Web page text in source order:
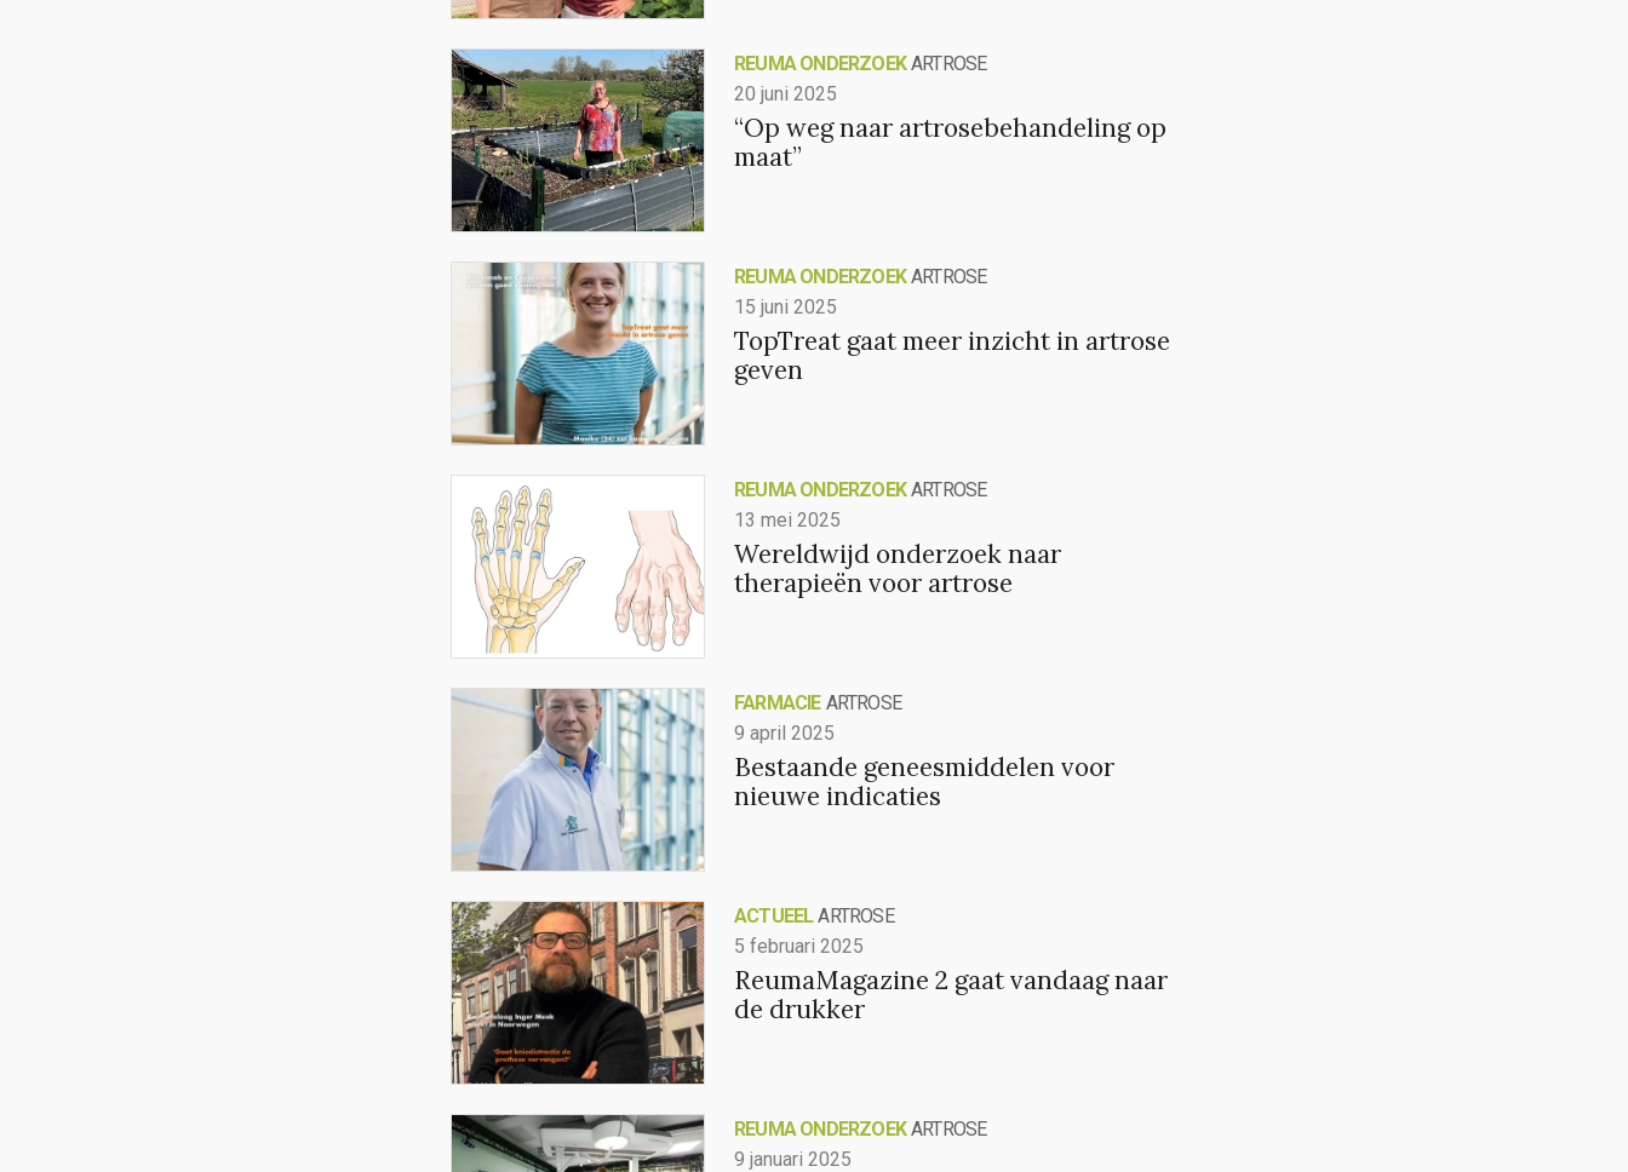
REUMA ONDERZOEK ARTROSE
20 juni 2025
“Op weg naar artrosebehandeling op
maat”
REUMA ONDERZOEK ARTROSE
15 juni 2025
TopTreat gaat meer inzicht in artrose
geven
REUMA ONDERZOEK ARTROSE
13 mei 2025
Wereldwijd onderzoek naar
therapieën voor artrose
FARMACIE ARTROSE
9 april 2025
Bestaande geneesmiddelen voor
nieuwe indicaties
ACTUEEL ARTROSE
5 februari 2025
ReumaMagazine 2 gaat vandaag naar
de drukker
REUMA ONDERZOEK ARTROSE
9 januari 2025